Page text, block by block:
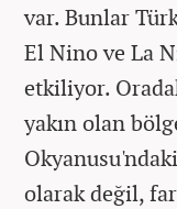
var. Bunlar
El Nino ve La
etkiliyor.
yakın olan
olarak değil,